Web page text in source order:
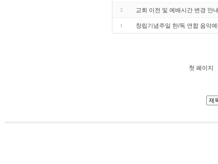
2 교회 이전 및 예배시간 변경 안
1 창립기념주일 한/독 연합 음악
첫 페이지